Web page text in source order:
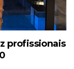
profissionais